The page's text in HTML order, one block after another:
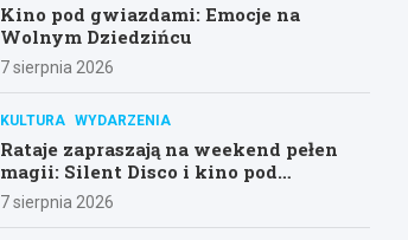
Kino pod gwiazdami: Emocje na
Wolnym Dziedzińcu
7 sierpnia 2026
KULTURA WYDARZENIA
Rataje zapraszają na weekend pełen
magii: Silent Disco i kino pod
gwiazdami!
7 sierpnia 2026